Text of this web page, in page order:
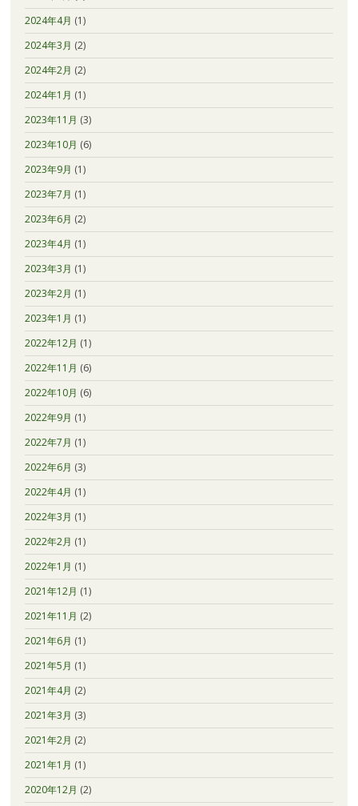
2024年4月 (1)
2024年3月 (2)
2024年2月 (2)
2024年1月 (1)
2023年11月 (3)
2023年10月 (6)
2023年9月 (1)
2023年7月 (1)
2023年6月 (2)
2023年4月 (1)
2023年3月 (1)
2023年2月 (1)
2023年1月 (1)
2022年12月 (1)
2022年11月 (6)
2022年10月 (6)
2022年9月 (1)
2022年7月 (1)
2022年6月 (3)
2022年4月 (1)
2022年3月 (1)
2022年2月 (1)
2022年1月 (1)
2021年12月 (1)
2021年11月 (2)
2021年6月 (1)
2021年5月 (1)
2021年4月 (2)
2021年3月 (3)
2021年2月 (2)
2021年1月 (1)
2020年12月 (2)